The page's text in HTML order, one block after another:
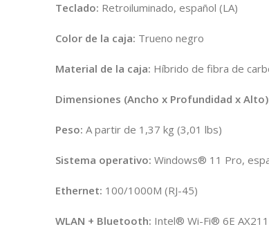
Teclado: Retroiluminado, español (LA)
Color de la caja: Trueno negro
Material de la caja: Híbrido de fibra de
Dimensiones (Ancho x Profundidad x
Peso: A partir de 1,37 kg (3,01 lbs)
Sistema operativo: Windows® 11 Pro,
Ethernet: 100/1000M (RJ-45)
WLAN + Bluetooth: Intel® Wi-Fi® 6E